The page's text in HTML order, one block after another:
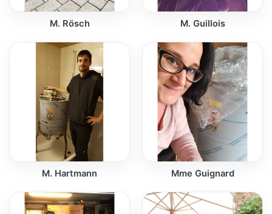
M. Rösch M. Guillois
M. Hartmann Mme Guignard